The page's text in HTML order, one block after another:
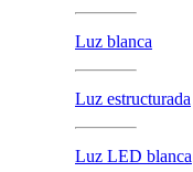
Luz blanca
Luz estructurada
Luz LED blanca